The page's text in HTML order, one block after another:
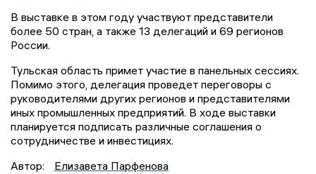
В выставке в этом году участвуют представители
более 50 стран, а также 13 делегаций и 69 регионов
России.
Тульская область примет участие в панельных сессиях.
Помимо этого, делегация проведет переговоры с
руководителями других регионов и представителями
иных промышленных предприятий. В ходе выставки
планируется подписать различные соглашения о
сотрудничестве и инвестициях.
Автор:
Елизавета Парфенова